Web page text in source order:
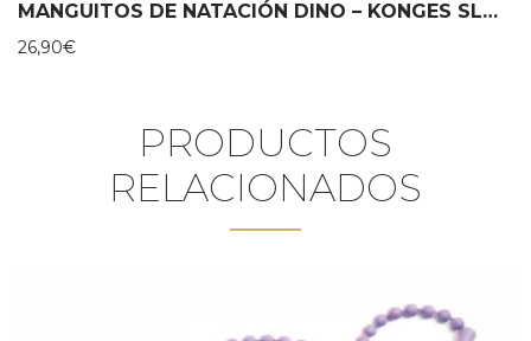
MANGUITOS DE NATACIÓN DINO – KONGES SLOJD
26,90€
PRODUCTOS
RELACIONADOS